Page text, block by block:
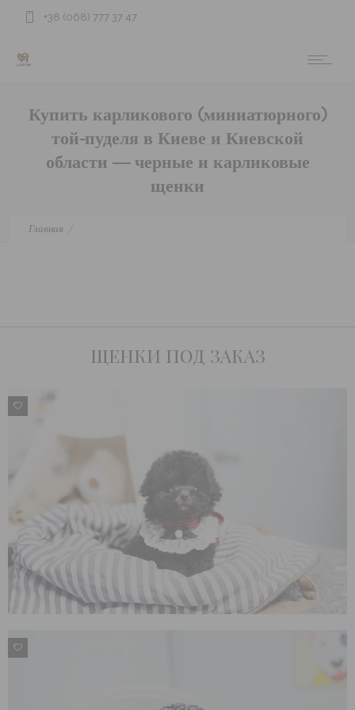
+38 (068) 777 37 47
Купить карликового (миниатюрного)
той-пуделя в Киеве и Киевской
области — черные и карликовые
щенки
Главная
ЩЕНКИ ПОД ЗАКАЗ
1
1